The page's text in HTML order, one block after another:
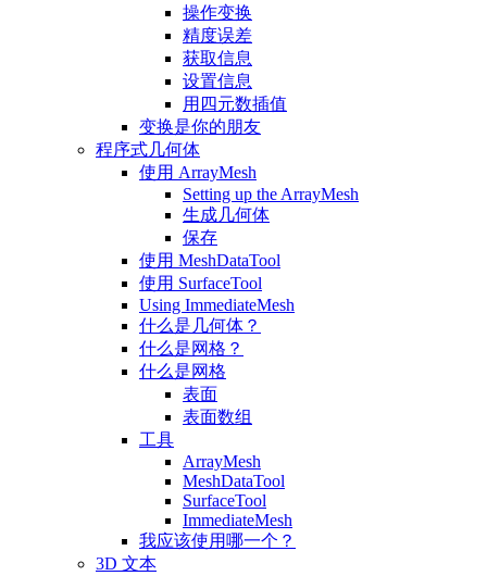
操作变换
精度误差
获取信息
设置信息
用四元数插值
变换是你的朋友
程序式几何体
使用 ArrayMesh
Setting up the ArrayMesh
生成几何体
保存
使用 MeshDataTool
使用 SurfaceTool
Using ImmediateMesh
什么是几何体？
什么是网格？
什么是网格
表面
表面数组
工具
ArrayMesh
MeshDataTool
SurfaceTool
ImmediateMesh
我应该使用哪一个？
3D 文本